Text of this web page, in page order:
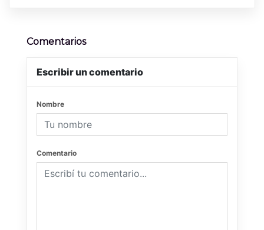
Comentarios
Escribir un comentario
Nombre
Comentario